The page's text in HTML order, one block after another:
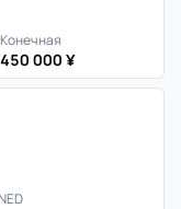
Конечная
450 000 ¥